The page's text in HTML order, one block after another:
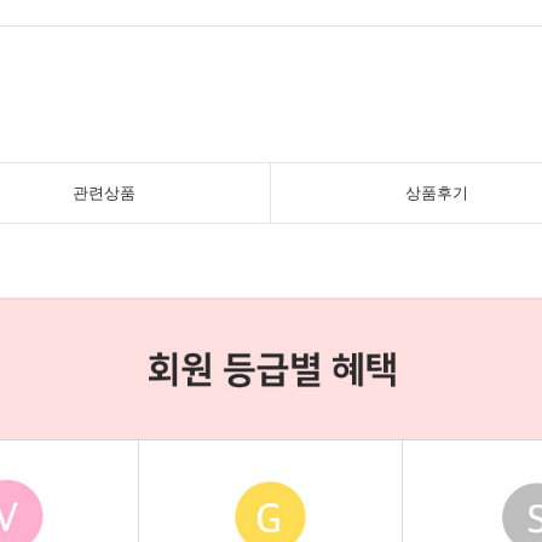
관련상품 상품후기